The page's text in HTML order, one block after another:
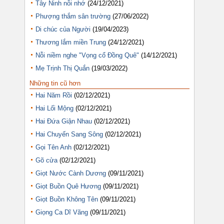
Tây Ninh nỗi nhớ (24/12/2021)
Phượng thắm sân trường (27/06/2022)
Di chúc của Người (19/04/2023)
Thương lắm miền Trung (24/12/2021)
Nỗi niềm nghe "Vọng cổ Đồng Quê" (14/12/2021)
Mẹ Trịnh Thị Quắn (19/03/2022)
Những tin cũ hơn
Hai Năm Rồi (02/12/2021)
Hai Lối Mộng (02/12/2021)
Hai Đứa Giận Nhau (02/12/2021)
Hai Chuyến Sang Sông (02/12/2021)
Gọi Tên Anh (02/12/2021)
Gõ cửa (02/12/2021)
Giọt Nước Cành Dương (09/11/2021)
Giọt Buồn Quê Hương (09/11/2021)
Giọt Buồn Không Tên (09/11/2021)
Giọng Ca Dĩ Vãng (09/11/2021)